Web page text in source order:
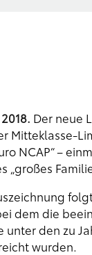
Der neue
Mitteklasse-
NCAP“ –
„großes
dem die
unter den zu
wurden.